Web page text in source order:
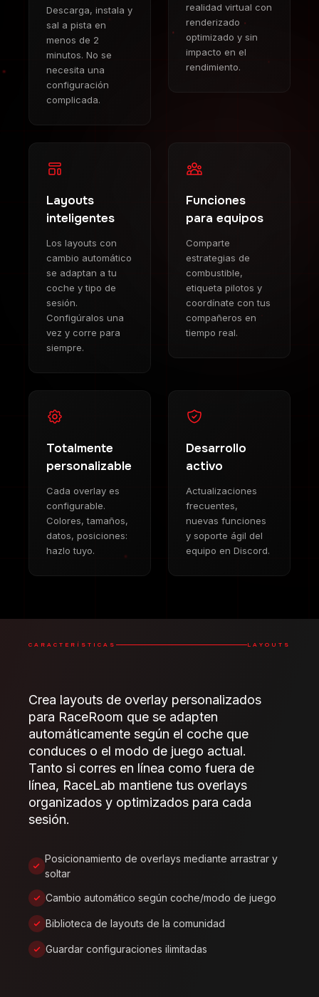
Descarga, instala y
sal a pista en
menos de 2
minutos. No se
necesita una
configuración
complicada.
realidad virtual con
renderizado
optimizado y sin
impacto en el
rendimiento.
Layouts
inteligentes
Los layouts con
cambio automático
se adaptan a tu
coche y tipo de
sesión.
Configúralos una
vez y corre para
siempre.
Funciones
para equipos
Comparte
estrategias de
combustible,
etiqueta pilotos y
coordínate con tus
compañeros en
tiempo real.
Totalmente
personalizable
Cada overlay es
configurable.
Colores, tamaños,
datos, posiciones:
hazlo tuyo.
Desarrollo
activo
Actualizaciones
frecuentes,
nuevas funciones
y soporte ágil del
equipo en Discord.
CARACTERÍSTICAS LAYOUTS
Crea layouts de overlay personalizados
para RaceRoom que se adapten
automáticamente según el coche que
conduces o el modo de juego actual.
Tanto si corres en línea como fuera de
línea, RaceLab mantiene tus overlays
organizados y optimizados para cada
sesión.
Posicionamiento de overlays mediante arrastrar y
soltar
Cambio automático según coche/modo de juego
Biblioteca de layouts de la comunidad
Guardar configuraciones ilimitadas